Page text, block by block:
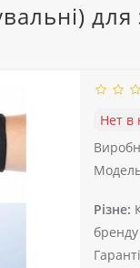
для
Нет в
Різне: